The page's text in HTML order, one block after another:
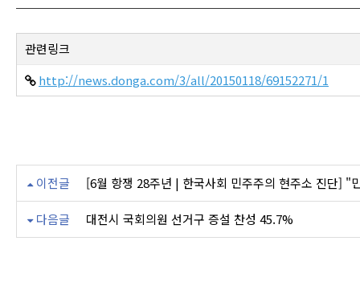
관련링크
http://news.donga.com/3/all/20150118/69152271/1
이전글 [6월 항쟁 28주년 | 한국사회 민주주의 현주소 진단]
다음글 대전시 국회의원 선거구 증설 찬성 45.7%